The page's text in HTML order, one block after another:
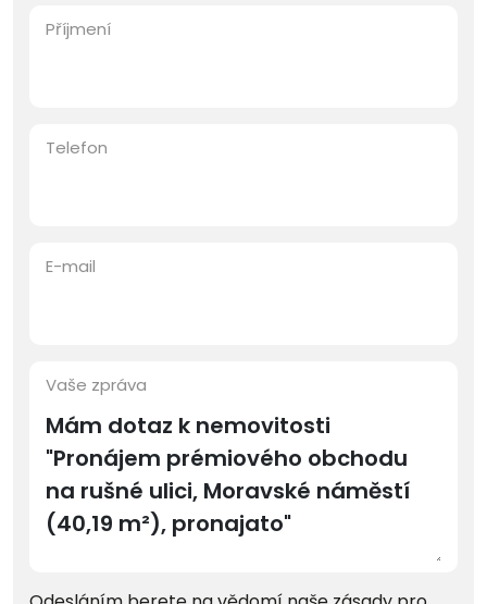
Příjmení
Telefon
E-mail
Vaše zpráva